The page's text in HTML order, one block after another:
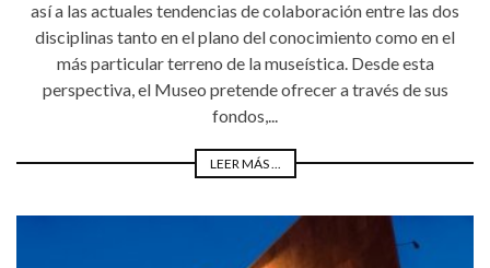
así a las actuales tendencias de colaboración entre las dos
disciplinas tanto en el plano del conocimiento como en el
más particular terreno de la museística. Desde esta
perspectiva, el Museo pretende ofrecer a través de sus
fondos,...
LEER MÁS ...